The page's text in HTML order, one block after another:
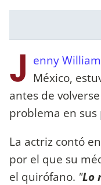
J enny
México,
antes de
problema en sus
La actriz contó
por el que su
el quirófano. "Lo